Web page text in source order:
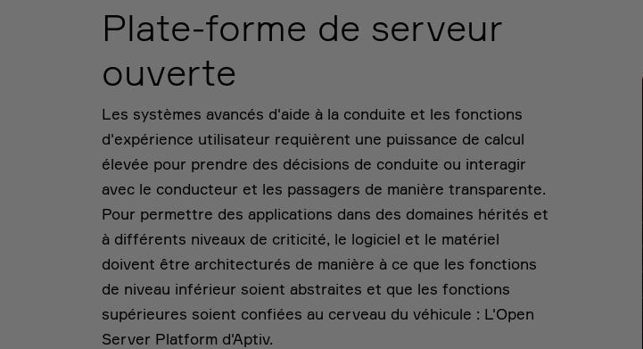
Plate-forme de serveur
ouverte
Les systèmes avancés d'aide à la conduite et les fonctions
d'expérience utilisateur requièrent une puissance de calcul
élevée pour prendre des décisions de conduite ou interagir
avec le conducteur et les passagers de manière transparente.
Pour permettre des applications dans des domaines hérités et
à différents niveaux de criticité, le logiciel et le matériel
doivent être architecturés de manière à ce que les fonctions
de niveau inférieur soient abstraites et que les fonctions
supérieures soient confiées au cerveau du véhicule : L'Open
Server Platform d'Aptiv.